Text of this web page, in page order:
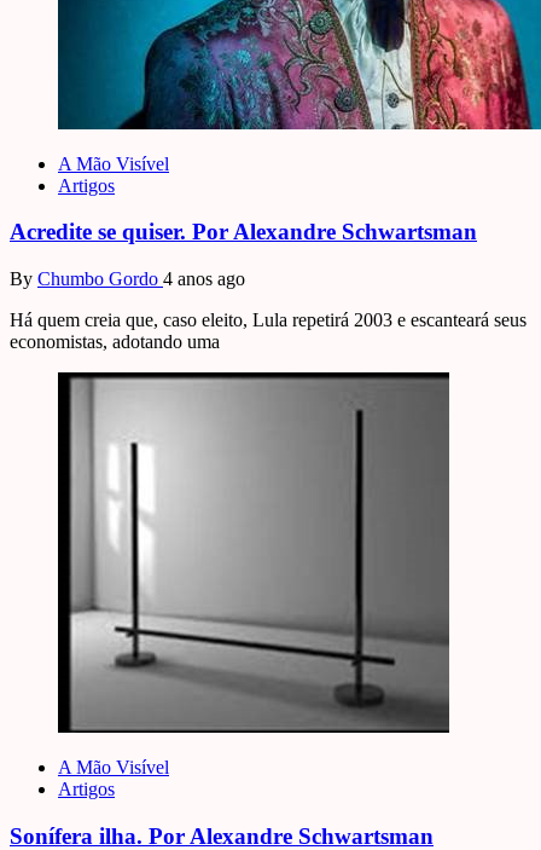
A Mão Visível
Artigos
Acredite se quiser. Por Alexandre Schwartsman
By Chumbo Gordo 4 anos ago
Há quem creia que, caso eleito, Lula repetirá 2003 e escanteará seus
economistas, adotando uma
A Mão Visível
Artigos
Sonífera ilha. Por Alexandre Schwartsman